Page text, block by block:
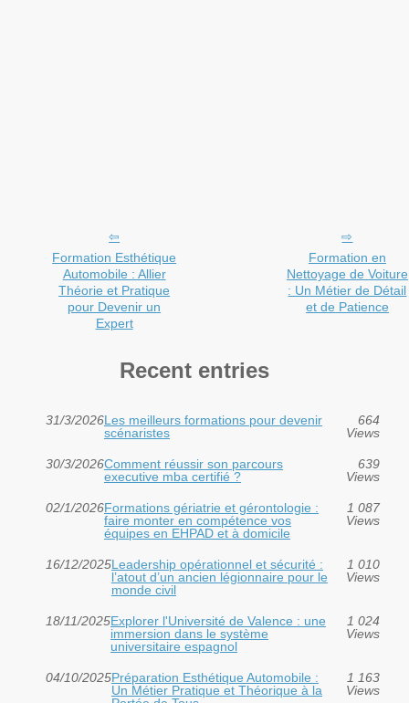
Formation Esthétique
Automobile : Allier
Théorie et Pratique
pour Devenir un
Expert
Formation en
Nettoyage de Voiture
: Un Métier de Détail
et de Patience
Recent entries
31/3/2026Les meilleurs formations pour devenir
scénaristes
664
Views
30/3/2026Comment réussir son parcours
executive mba certifié ?
639
Views
02/1/2026Formations gériatrie et gérontologie :
faire monter en compétence vos
équipes en EHPAD et à domicile
1 087
Views
16/12/2025Leadership opérationnel et sécurité :
l’atout d’un ancien légionnaire pour le
monde civil
1 010
Views
18/11/2025Explorer l'Université de Valence : une
immersion dans le système
universitaire espagnol
1 024
Views
04/10/2025Préparation Esthétique Automobile :
Un Métier Pratique et Théorique à la
1 163
Views